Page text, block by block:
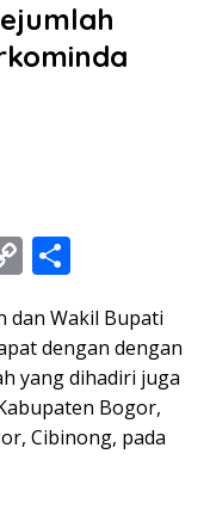
C
p
y
Li
n
ar
e
dan Wakil Bupati
dengan dengan
yang dihadiri juga
Bogor,
Cibinong, pada